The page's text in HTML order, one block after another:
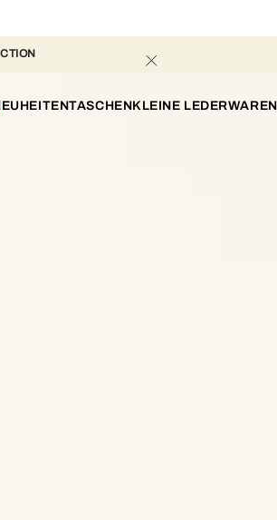
TASCHENKLEINE LEDERWAREN